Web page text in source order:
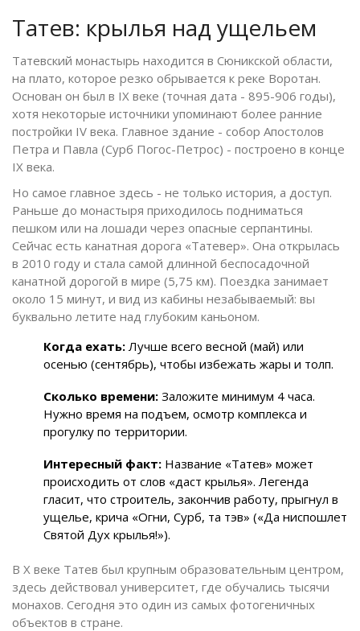
Татев: крылья над ущельем
Татевский монастырь находится в Сюникской области,
на плато, которое резко обрывается к реке Воротан.
Основан он был в IX веке (точная дата - 895-906 годы),
хотя некоторые источники упоминают более ранние
постройки IV века. Главное здание - собор Апостолов
Петра и Павла (Сурб Погос-Петрос) - построено в конце
IX века.
Но самое главное здесь - не только история, а доступ.
Раньше до монастыря приходилось подниматься
пешком или на лошади через опасные серпантины.
Сейчас есть канатная дорога «Татевер». Она открылась
в 2010 году и стала самой длинной беспосадочной
канатной дорогой в мире (5,75 км). Поездка занимает
около 15 минут, и вид из кабины незабываемый: вы
буквально летите над глубоким каньоном.
Когда ехать: Лучше всего весной (май) или
осенью (сентябрь), чтобы избежать жары и толп.
Сколько времени: Заложите минимум 4 часа.
Нужно время на подъем, осмотр комплекса и
прогулку по территории.
Интересный факт: Название «Татев» может
происходить от слов «даст крылья». Легенда
гласит, что строитель, закончив работу, прыгнул в
ущелье, крича «Огни, Сурб, та тэв» («Да ниспошлет
Святой Дух крылья!»).
В X веке Татев был крупным образовательным центром,
здесь действовал университет, где обучались тысячи
монахов. Сегодня это один из самых фотогеничных
объектов в стране.